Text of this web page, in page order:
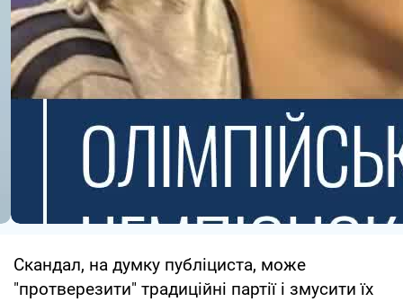
Скандал, на думку публіциста, може
"протверезити" традиційні партії і змусити їх